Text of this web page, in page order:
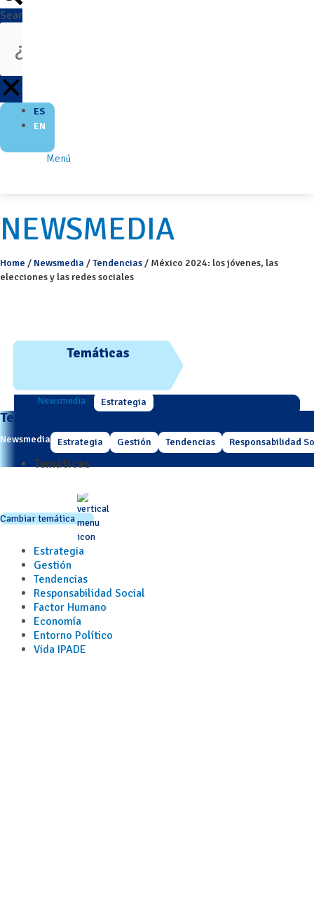
Search
ES
EN
Menú
NEWSMEDIA
Home / Newsmedia /Tendencias / México 2024: los jóvenes, las
elecciones y las redes sociales
Temáticas
Newsmedia Estrategia
Temáticas
Newsmedia Estrategia Gestión Tendencias Responsabilidad
Temáticas
Cambiar temática
Estrategia
Gestión
Tendencias
Responsabilidad Social
Factor Humano
Economía
Entorno Político
Vida IPADE